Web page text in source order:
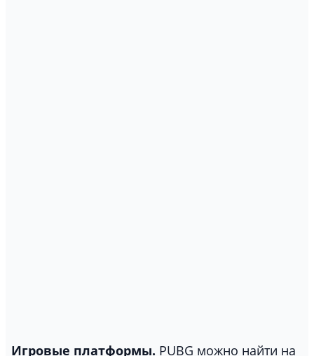
Игровые платформы. PUBG можно найти на